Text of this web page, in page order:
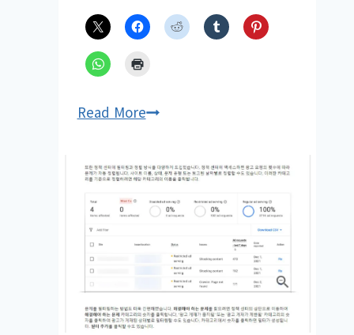
Read More애
스
승
인
받
천
하